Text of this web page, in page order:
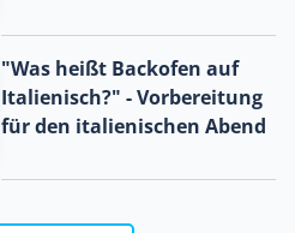
"Was heißt Backofen auf
Italienisch?" - Vorbereitung
für den italienischen Abend